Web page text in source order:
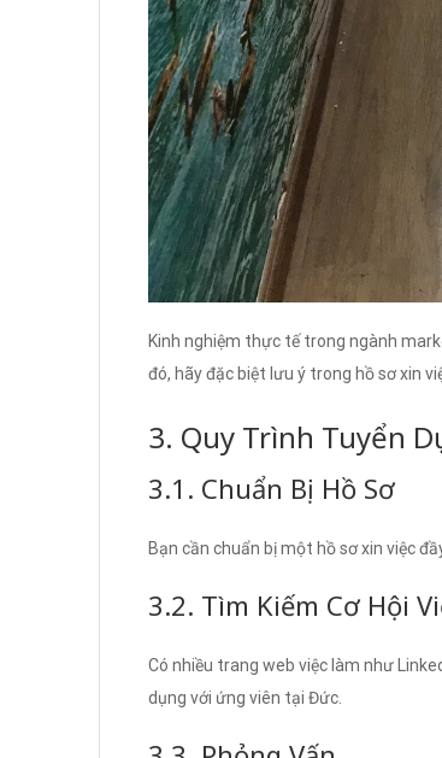
Kinh nghiệm thực tế trong ngành
đó, hãy đặc biệt lưu ý trong hồ sơ xin
3. Quy Trình Tuyển
3.1. Chuẩn Bị Hồ Sơ
Bạn cần chuẩn bị một hồ sơ xin việc
3.2. Tìm Kiếm Cơ Hội
Có nhiều trang web việc làm như
dụng với ứng viên tại Đức.